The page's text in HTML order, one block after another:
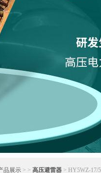
品展示 > > 高压避雷器 > HY5WZ-17/